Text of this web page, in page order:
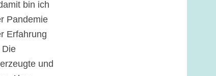
bin ich
Pandemie
Erfahrung
Die
und